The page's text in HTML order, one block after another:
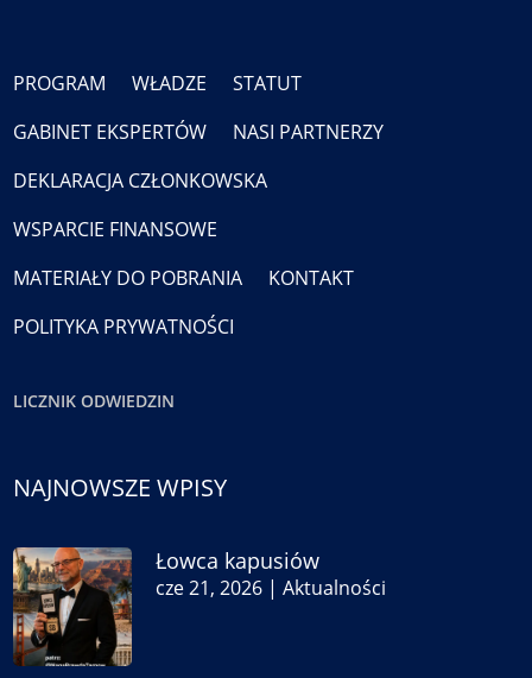
PROGRAM WŁADZE
STATUT
GABINET EKSPERTÓW
NASI PARTNERZY
DEKLARACJA CZŁONKOWSKA
WSPARCIE FINANSOWE
MATERIAŁY DO POBRANIA
KONTAKT
POLITYKA PRYWATNOŚCI
LICZNIK ODWIEDZIN
NAJNOWSZE WPISY
Łowca kapusiów
cze 21, 2026 |Aktualności